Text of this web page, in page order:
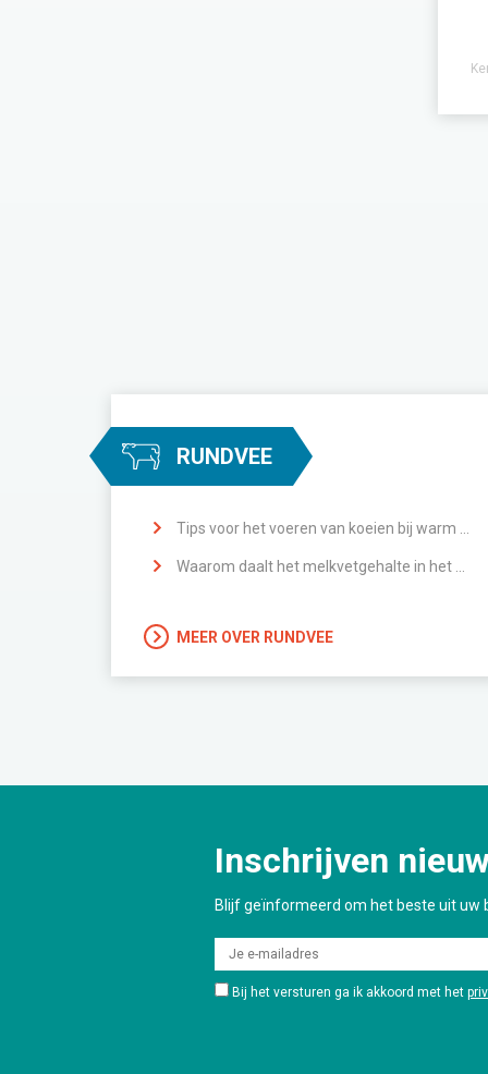
RUNDVEE
Tips voor het voeren van koeien bij warm weer
Waarom daalt het melkvetgehalte in het voorjaar?
MEER OVER RUNDVEE
Inschrijven
Blijf geïnformeerd om het beste uit uw
Bij het versturen ga ik akkoord met het